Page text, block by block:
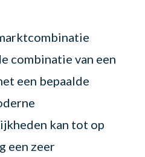
combinatie van een
een bepaalde
kan tot op
een zeer